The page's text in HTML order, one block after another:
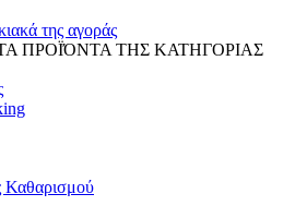
της αγοράς
ΠΡΟΪΌΝΤΑ ΤΗΣ ΚΑΤΗΓΟΡΙΑΣ
Καθαρισμού